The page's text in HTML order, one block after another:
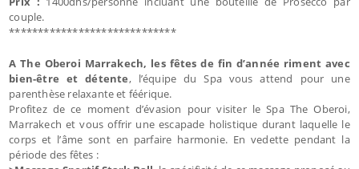
couple.
*****************************
A The Oberoi Marrakech, les fêtes de fin d’année riment avec
bien-être et détente, l’équipe du Spa vous attend pour une
parenthèse relaxante et féérique.
Profitez de ce moment d’évasion pour visiter le Spa The Oberoi,
Marrakech et vous offrir une escapade holistique durant laquelle le
corps et l’âme sont en parfaire harmonie. En vedette pendant la
période des fêtes :